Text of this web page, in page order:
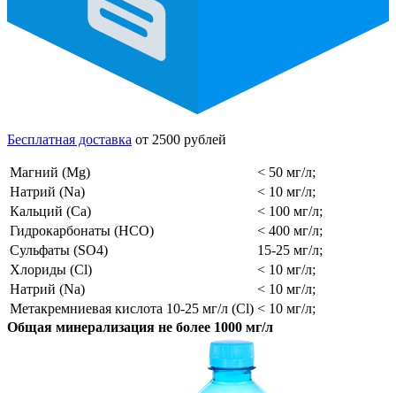
Бесплатная доставка от 2500 рублей
Магний (Mg)
< 50 мг/л;
Натрий (Na)
< 10 мг/л;
Кальций (Ca)
< 100 мг/л;
Гидрокарбонаты (HCO)
< 400 мг/л;
Сульфаты (SO4)
15-25 мг/л;
Хлориды (Cl)
< 10 мг/л;
Натрий (Na)
< 10 мг/л;
Метакремниевая кислота 10-25 мг/л (Cl) < 10 мг/л;
Общая минерализация не более 1000 мг/л